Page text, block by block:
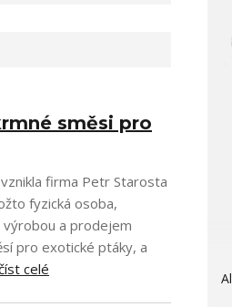
směsi pro
firma Petr Starosta
fyzická osoba,
výrobou a prodejem
pro exotické ptáky, a
celé